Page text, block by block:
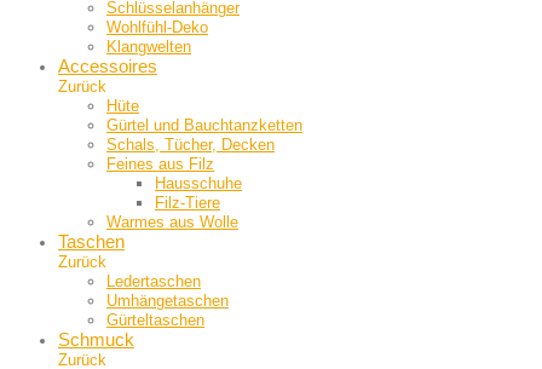
Schlüsselanhänger
Wohlfühl-Deko
Klangwelten
Accessoires
Zurück
Hüte
Gürtel und Bauch­tanzketten
Schals, Tücher, Decken
Feines aus Filz
Hausschuhe
Filz-Tiere
Warmes aus Wolle
Taschen
Zurück
Ledertaschen
Umhängetaschen
Gürteltaschen
Schmuck
Zurück